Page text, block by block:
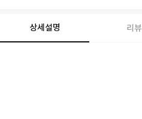
상세설명 리뷰